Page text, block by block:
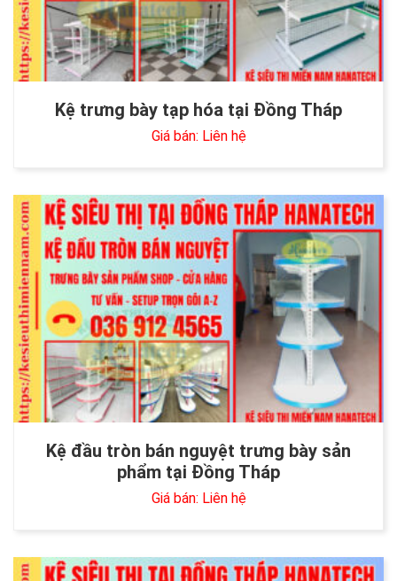
Kệ trưng bày tạp hóa tại Đồng Tháp
Giá bán: Liên hệ
Kệ đầu tròn bán nguyệt trưng bày sản
phẩm tại Đồng Tháp
Giá bán: Liên hệ